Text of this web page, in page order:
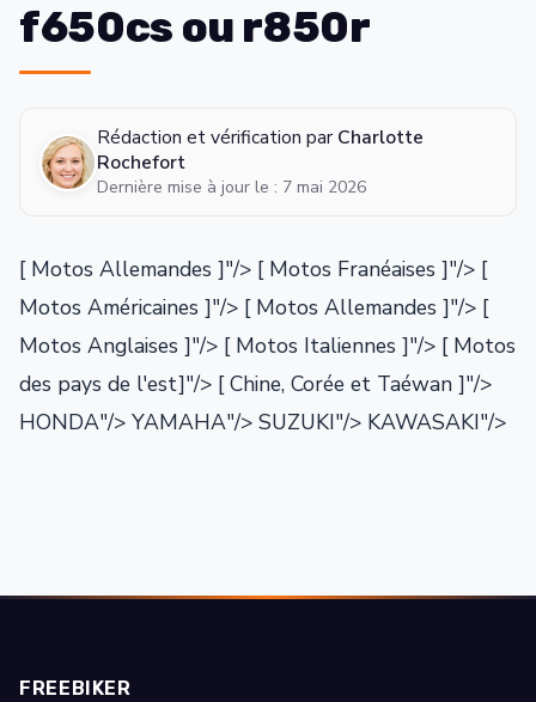
f650cs ou r850r
Rédaction et vérification par Charlotte
Rochefort
Dernière mise à jour le : 7 mai 2026
[ Motos Allemandes ]"/> [ Motos Franéaises ]"/> [
Motos Américaines ]"/> [ Motos Allemandes ]"/> [
Motos Anglaises ]"/> [ Motos Italiennes ]"/> [ Motos
des pays de l'est]"/> [ Chine, Corée et Taéwan ]"/>
HONDA"/> YAMAHA"/> SUZUKI"/> KAWASAKI"/>
FREEBIKER